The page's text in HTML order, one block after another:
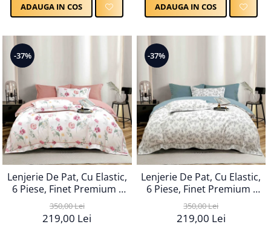
ADAUGA IN COS ADAUGA IN COS
-37%
Lenjerie De Pat, Cu Elastic,
6 Piese, Finet Premium -
LPBF6PE71
350,00 Lei
219,00 Lei
-37%
Lenjerie De Pat, Cu Elastic,
6 Piese, Finet Premium -
LPBF6PE72
350,00 Lei
219,00 Lei